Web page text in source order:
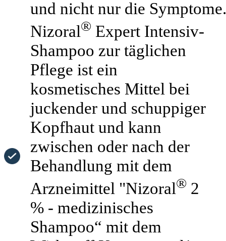
und nicht nur die Symptome.
Nizoral® Expert Intensiv-
Shampoo zur täglichen
Pflege ist ein
kosmetisches Mittel bei
juckender und schuppiger
Kopfhaut und kann
zwischen oder nach der
Behandlung mit dem
Arzneimittel "Nizoral® 2
% - medizinisches
Shampoo“ mit dem